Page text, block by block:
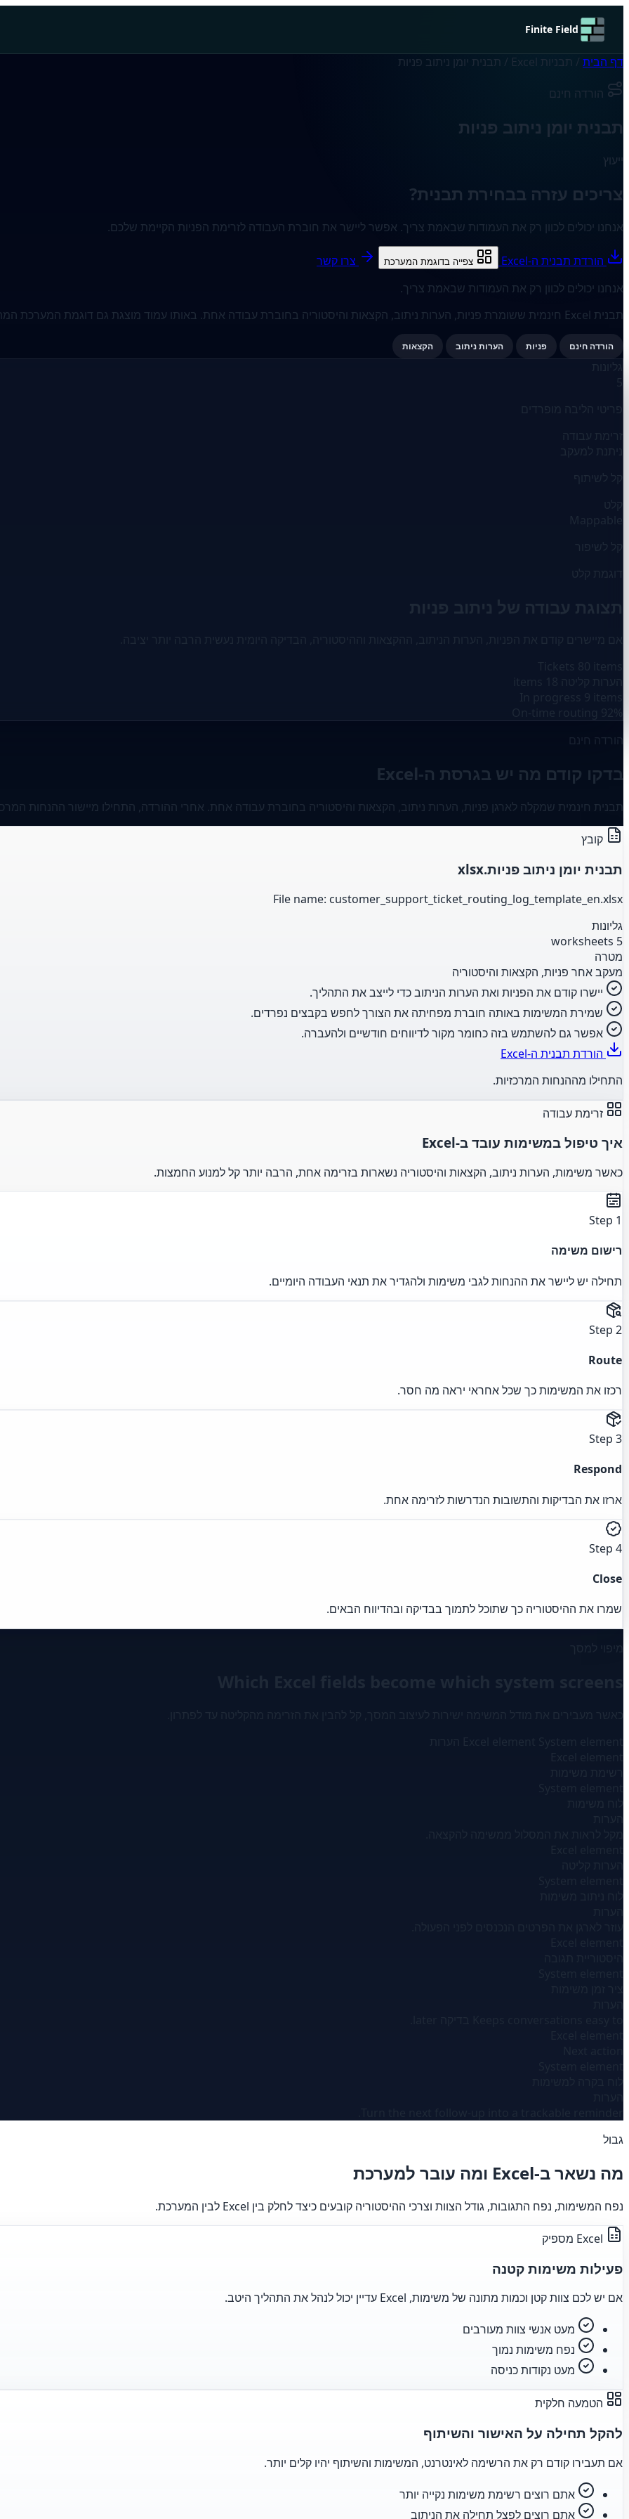
Finite Field
דף הבית / תבניות Excel / תבנית יומן ניתוב פניות
הורדה חינם
תבנית יומן ניתוב פניות
ייעוץ
צריכים עזרה בבחירת תבנית?
אנחנו יכולים לכוון רק את העמודות שבאמת צריך. אפשר ליישר את חוברת העבודה לזרימת הפניות הקיימת שלכם.
הורדת תבנית ה-Excel
צרו קשר
אנחנו יכולים לכוון רק את העמודות שבאמת צריך.
תבנית Excel חינמית ששומרת פניות, הערות ניתוב, הקצאות והיסטוריה בחוברת עבודה אחת. באותו עמוד מוצגת גם דוגמת המערכת המתאימה.
הורדה חינם פניות הערות ניתוב הקצאות
גליונות
5
פריטי הליבה מופרדים
זרימת עבודה
ניתנת למעקב
קל לשיתוף
קלט
Mappable
קל לשיפור
דוגמת קלט
תצוגת עבודה של ניתוב פניות
אם מיישרים קודם את הפניות, הערות הניתוב, ההקצאות וההיסטוריה, הבדיקה היומית נעשית הרבה יותר יציבה.
Tickets
80 items
הערות קליטה
18 items
In progress
9 items
On-time routing
92%
הורדה חינם
בדקו קודם מה יש בגרסת ה-Excel
תבנית חינמית שמקלה לארגן פניות, הערות ניתוב, הקצאות והיסטוריה בחוברת עבודה אחת. אחרי ההורדה, התחילו מיישור ההנחות
קובץ
תבנית יומן ניתוב פניות.xlsx
File name: customer_support_ticket_routing_log_template_en.xlsx
גליונות
5 worksheets
מטרה
מעקב אחר פניות, הקצאות והיסטוריה
יישרו קודם את הפניות ואת הערות הניתוב כדי לייצב את התהליך.
שמירת המשימות באותה חוברת מפחיתה את הצורך לחפש בקבצים נפרדים.
אפשר גם להשתמש בזה כחומר מקור לדיווחים חודשיים ולהעברה.
הורדת תבנית ה-Excel
התחילו מההנחות המרכזיות.
זרימת עבודה
איך טיפול במשימות עובד ב-Excel
כאשר משימות, הערות ניתוב, הקצאות והיסטוריה נשארות בזרימה אחת, הרבה יותר קל למנוע החמצות.
Step 1
רישום משימה
תחילה יש ליישר את ההנחות לגבי משימות ולהגדיר את תנאי העבודה היומיים.
Step 2
Route
רכזו את המשימות כך שכל אחראי יראה מה חסר.
Step 3
Respond
ארזו את הבדיקות והתשובות הנדרשות לזרימה אחת.
Step 4
Close
שמרו את ההיסטוריה כך שתוכל לתמוך בבדיקה ובהדיווח הבאים.
גבול
מה נשאר ב-Excel ומה עובר למערכת
נפח המשימות, נפח התגובות, גודל הצוות וצרכי ההיסטוריה קובעים כיצד לחלק בין Excel לבין המערכת.
פעילות משימות קטנה
אם יש לכם צוות קטן וכמות מתונה של משימות, Excel עדיין יכול לנהל את התהליך היטב.
מעט אנשי צוות מעורבים
נפח משימות נמוך
מעט נקודות כניסה
הטמעה חלקית
להקל תחילה על האישור והשיתוף
אם תעבירו קודם רק את הרשימה לאינטרנט, המשימות והשיתוף יהיו קלים יותר.
אתם רוצים רשימת משימות נקייה יותר
אתם רוצים לפצל תחילה את הניתוב